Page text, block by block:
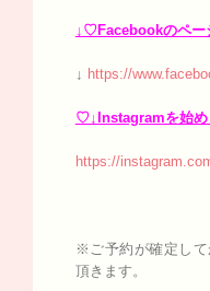
↓♡Facebookのペ
↓ https://
♡↓Instagramを始
https://
※ご予約が確定し
頂きます。